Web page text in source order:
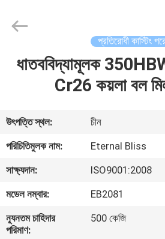
বাড়ি
ভিডিও
আমাদের
সম্পর্কে
Forging
Reserved.
প্রতিরোধী কাস্টিং
ধাতববিদ্যামূলক
Cr26 কয়লা বল
উৎপত্তি স্থল:
চীন
পরিচিতিমুলক নাম:
Eternal Bliss
সাক্ষ্যদান:
ISO9001:2008
মডেল নম্বার:
EB2081
ন্যূনতম চাহিদার
পরিমাণ:
500 কেজি